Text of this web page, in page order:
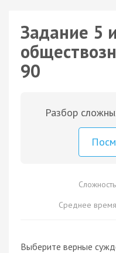
Задание 5
90
Разбор
Среднее
Выберите верные